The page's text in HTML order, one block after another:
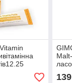
139